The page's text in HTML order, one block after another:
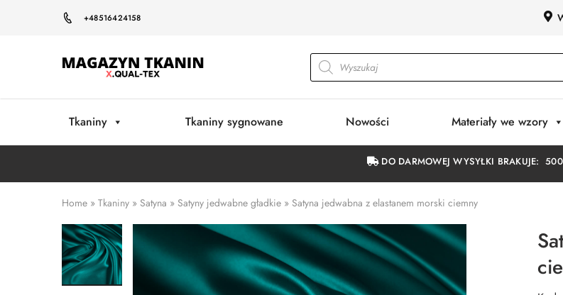
+48516424158
Magazyn
Tkaniny Tkaniny sygnowane Nowości Materiały we wzory
DO DARMOWEJ WYSYŁKI BRAKUJE:
Home » Tkaniny » Satyna » Satyny jedwabne gładkie » Satyna jedwabna z elastanem morski ciemny